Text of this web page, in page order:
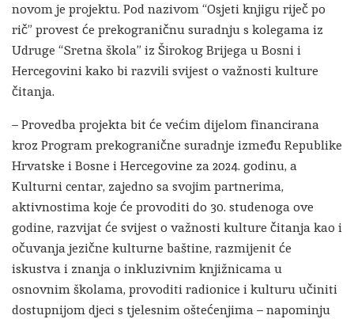
novom je projektu. Pod nazivom “Osjeti knjigu riječ po
rič” provest će prekograničnu suradnju s kolegama iz
Udruge “Sretna škola” iz Širokog Brijega u Bosni i
Hercegovini kako bi razvili svijest o važnosti kulture
čitanja.
– Provedba projekta bit će većim dijelom financirana
kroz Program prekogranične suradnje između Republike
Hrvatske i Bosne i Hercegovine za 2024. godinu, a
Kulturni centar, zajedno sa svojim partnerima,
aktivnostima koje će provoditi do 30. studenoga ove
godine, razvijat će svijest o važnosti kulture čitanja kao i
očuvanja jezične kulturne baštine, razmijenit će
iskustva i znanja o inkluzivnim knjižnicama u
osnovnim školama, provoditi radionice i kulturu učiniti
dostupnijom djeci s tjelesnim oštećenjima – napominju